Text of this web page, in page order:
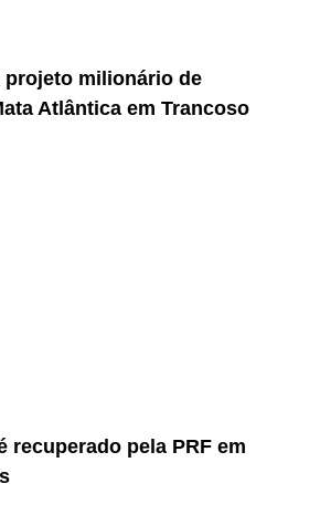
projeto milionário de
Atlântica em Trancoso
recuperado pela PRF em